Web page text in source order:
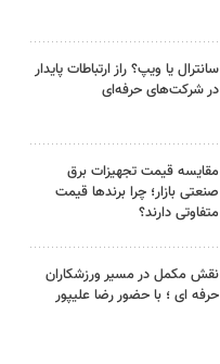
سانترال یا ویپ؟ راز ارتباطات پایدار
در شرکت‌های حرفه‌ای
مقایسه قیمت تجهیزات برق
صنعتی بازار؛ چرا برندها قیمت
متفاوتی دارند؟
نقش مکمل در مسیر ورزشکاران
حرفه ای ؛ با حضور رضا علیپور